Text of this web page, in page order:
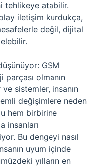
tehlikeye atabilir.
iletişim kurdukça,
değil, dijital
GSM
olmanın
sistemler, insanın
değişimlere neden
hem birbirine
insanları
Bu dengeyi nasıl
uyum içinde
yılların en